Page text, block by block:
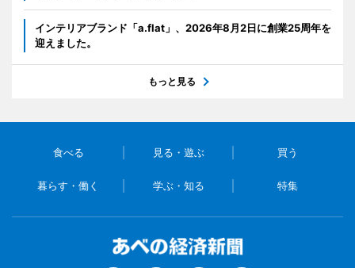
インテリアブランド「a.flat」、2026年8月2日に創業25周年を
迎えました。
もっと見る
食べる 見る・遊ぶ 買う
暮らす・働く 学ぶ・知る 特集